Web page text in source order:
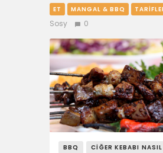
YANCI
FIT
DRINK
BBQ 101
YAŞAM
ET MANGAL & BBQ
Sosy
0
BBQ
CIĞER KEBABI